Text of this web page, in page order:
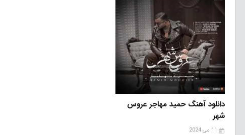
دانلود آهنگ حمید مهاجر عروس
شهر
11 می 2024